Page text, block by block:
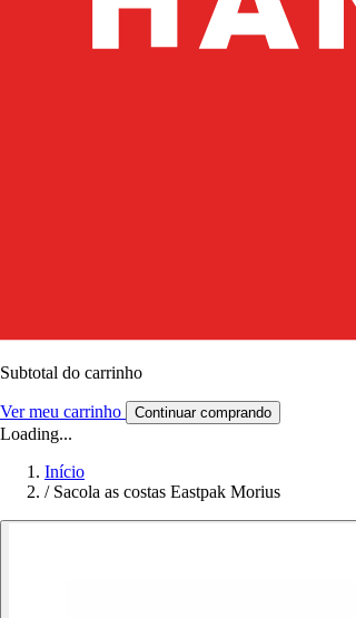
Subtotal do carrinho
Ver meu carrinho Continuar comprando
Loading...
Início
/ Sacola as costas Eastpak Morius